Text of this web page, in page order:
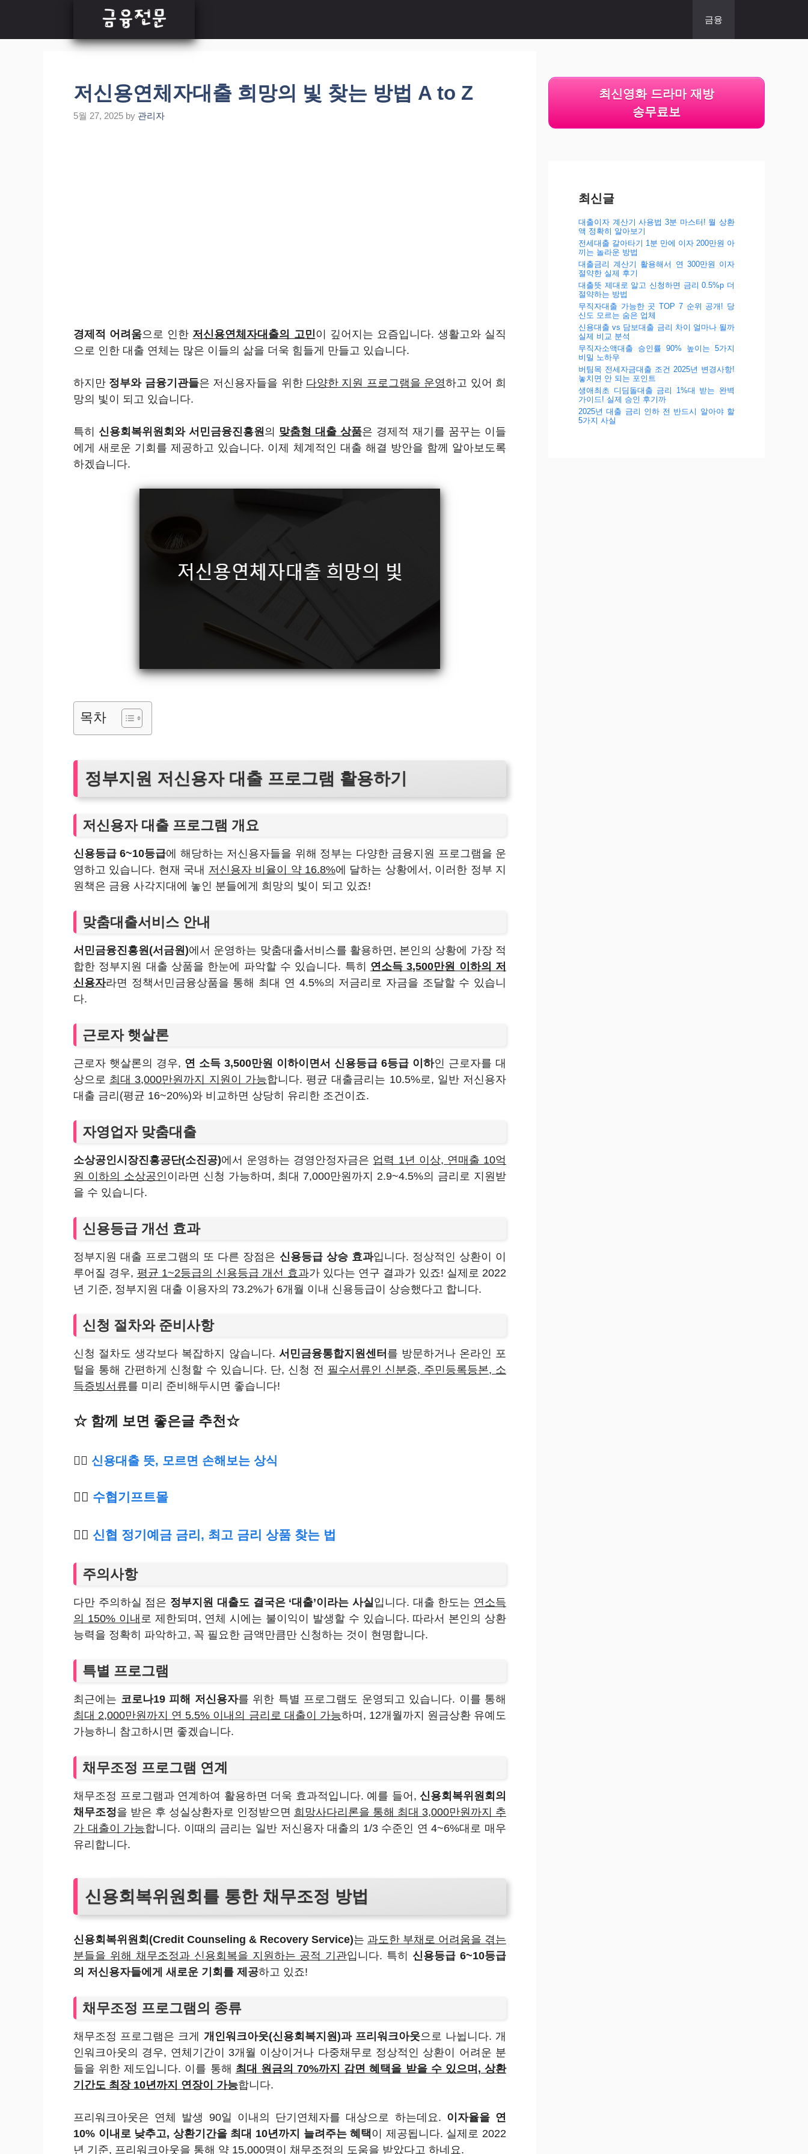
content
금융
저신용연체자대출 희망의 빛 찾는 방법 A to Z
5월 27, 2025 by 관리자
경제적 어려움으로 인한 저신용연체자대출의 고민이 깊어지는 요즘입니다. 생활고와 실직
으로 인한 대출 연체는 많은 이들의 삶을 더욱 힘들게 만들고 있습니다.
하지만 정부와 금융기관들은 저신용자들을 위한 다양한 지원 프로그램을 운영하고 있어 희
망의 빛이 되고 있습니다.
특히 신용회복위원회와 서민금융진흥원 의 맞춤형 대출 상품은 경제적 재기를 꿈꾸는 이들
에게 새로운 기회를 제공하고 있습니다. 이제 체계적인 대출 해결 방안을 함께 알아보도록
하겠습니다.
목차
정부지원 저신용자 대출 프로그램 활용하기
저신용자 대출 프로그램 개요
신용등급 6~10등급에 해당하는 저신용자들을 위해 정부는 다양한 금융지원 프로그램을 운
영하고 있습니다. 현재 국내 저신용자 비율이 약 16.8%에 달하는 상황에서, 이러한 정부 지
원책은 금융 사각지대에 놓인 분들에게 희망의 빛이 되고 있죠!
맞춤대출서비스 안내
서민금융진흥원(서금원)에서 운영하는 맞춤대출서비스를 활용하면, 본인의 상황에 가장 적
합한 정부지원 대출 상품을 한눈에 파악할 수 있습니다. 특히 연소득 3,500만원 이하의 저
신용자라면 정책서민금융상품을 통해 최대 연 4.5%의 저금리로 자금을 조달할 수 있습니
다.
근로자 햇살론
근로자 햇살론의 경우, 연 소득 3,500만원 이하이면서 신용등급 6등급 이하인 근로자를 대
상으로 최대 3,000만원까지 지원이 가능합니다. 평균 대출금리는 10.5%로, 일반 저신용자
대출 금리(평균 16~20%)와 비교하면 상당히 유리한 조건이죠.
자영업자 맞춤대출
소상공인시장진흥공단(소진공)에서 운영하는 경영안정자금은 업력 1년 이상, 연매출 10억
원 이하의 소상공인 이라면 신청 가능하며, 최대 7,000만원까지 2.9~4.5%의 금리로 지원받
을 수 있습니다.
신용등급 개선 효과
정부지원 대출 프로그램의 또 다른 장점은 신용등급 상승 효과입니다. 정상적인 상환이 이
루어질 경우, 평균 1~2등급의 신용등급 개선 효과가 있다는 연구 결과가 있죠! 실제로 2022
년 기준, 정부지원 대출 이용자의 73.2%가 6개월 이내 신용등급이 상승했다고 합니다.
신청 절차와 준비사항
신청 절차도 생각보다 복잡하지 않습니다. 서민금융통합지원센터 를 방문하거나 온라인 포
털을 통해 간편하게 신청할 수 있습니다. 단, 신청 전 필수서류인 신분증, 주민등록등본, 소
득증빙서류를 미리 준비해두시면 좋습니다!
☆ 함께 보면 좋은글 추천☆
👉🏿 신용대출 뜻, 모르면 손해보는 상식
👉🏿 수협기프트몰
👉🏿 신협 정기예금 금리, 최고 금리 상품 찾는 법
주의사항
다만 주의하실 점은 정부지원 대출도 결국은 ‘대출’이라는 사실입니다. 대출 한도는 연소득
의 150% 이내 로 제한되며, 연체 시에는 불이익이 발생할 수 있습니다. 따라서 본인의 상환
능력을 정확히 파악하고, 꼭 필요한 금액만큼만 신청하는 것이 현명합니다.
특별 프로그램
최근에는 코로나19 피해 저신용자를 위한 특별 프로그램도 운영되고 있습니다. 이를 통해
최대 2,000만원까지 연 5.5% 이내의 금리로 대출이 가능하며, 12개월까지 원금상환 유예도
가능하니 참고하시면 좋겠습니다.
채무조정 프로그램 연계
채무조정 프로그램과 연계하여 활용하면 더욱 효과적입니다. 예를 들어, 신용회복위원회의
채무조정을 받은 후 성실상환자로 인정받으면 희망사다리론을 통해 최대 3,000만원까지 추
가 대출이 가능합니다. 이때의 금리는 일반 저신용자 대출의 1/3 수준인 연 4~6%대로 매우
유리합니다.
신용회복위원회를 통한 채무조정 방법
신용회복위원회(Credit Counseling & Recovery Service)는 과도한 부채로 어려움을 겪는
분들을 위해 채무조정과 신용회복을 지원하는 공적 기관입니다. 특히 신용등급 6~10등급
의 저신용자들에게 새로운 기회를 제공하고 있죠!
채무조정 프로그램의 종류
채무조정 프로그램은 크게 개인워크아웃(신용회복지원)과 프리워크아웃으로 나뉩니다. 개
인워크아웃의 경우, 연체기간이 3개월 이상이거나 다중채무로 정상적인 상환이 어려운 분
들을 위한 제도입니다. 이를 통해 최대 원금의 70%까지 감면 혜택을 받을 수 있으며, 상환
기간도 최장 10년까지 연장이 가능합니다.
프리워크아웃은 연체 발생 90일 이내의 단기연체자를 대상으로 하는데요. 이자율을 연
10% 이내로 낮추고, 상환기간을 최대 10년까지 늘려주는 혜택이 제공됩니다. 실제로 2022
년 기준, 프리워크아웃을 통해 약 15,000명이 채무조정의 도움을 받았다고 하네요.
최신영화 드라마 재방
송무료보
최신글
대출이자 계산기 사용법 3분 마스터! 월 상환
액 정확히 알아보기
전세대출 갈아타기 1분 만에 이자 200만원 아
끼는 놀라운 방법
대출금리 계산기 활용해서 연 300만원 이자
절약한 실제 후기
대출뜻 제대로 알고 신청하면 금리 0.5%p 더
절약하는 방법
무직자대출 가능한 곳 TOP 7 순위 공개! 당
신도 모르는 숨은 업체
신용대출 vs 담보대출 금리 차이 얼마나 될까
실제 비교 분석
무직자소액대출 승인률 90% 높이는 5가지
비밀 노하우
버팀목 전세자금대출 조건 2025년 변경사항!
놓치면 안 되는 포인트
생애최초 디딤돌대출 금리 1%대 받는 완벽
가이드! 실제 승인 후기까
2025년 대출 금리 인하 전 반드시 알아야 할
5가지 사실